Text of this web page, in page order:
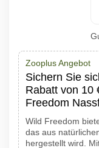
Zooplus Angebot
Sichern Sie
Rabatt von 10
Freedom
Wild Freedom
das aus
hergestellt wird.